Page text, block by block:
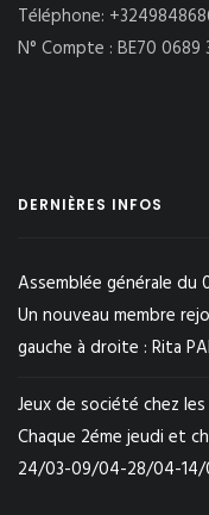
Téléphone:
N° Compte : BE70 0689
DERNIÈRES INFOS
Assemblée générale du
Un nouveau membre
gauche à droite : Rita
Jeux de société chez les
Chaque 2éme jeudi et
24/03-09/04-28/04-14/